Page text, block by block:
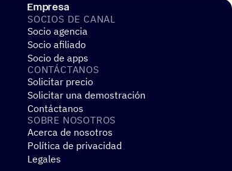
Empresa
SOCIOS DE CANAL
Socio agencia
Socio afiliado
Socio de apps
CONTÁC­TA­NOS
Solicitar precio
Solicitar una demostración
Contáctanos
SOBRE NOSO­TROS
Acerca de nosotros
Política de privacidad
Legales